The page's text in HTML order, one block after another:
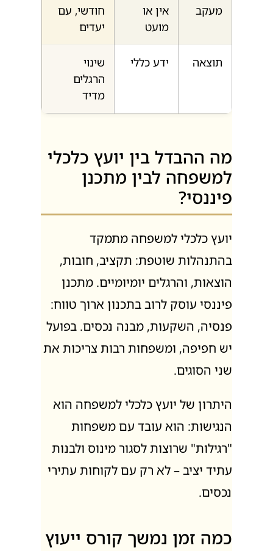
אין או
חודשי, עם
שינוי
הרגלים
מדיד
מה ההבדל בין יועץ כלכלי
למשפחה לבין מתכנן
פיננסי?
יועץ כלכלי למשפחה מתמקד
בהתנהלות שוטפת: תקציב, חובות,
הוצאות, והרגלים יומיומיים. מתכנן
פיננסי עוסק לרוב בתכנון ארוך טווח:
פנסיה, השקעות, מבנה נכסים. בפועל
יש חפיפה, ומשפחות רבות צריכות את
היתרון של יועץ כלכלי למשפחה הוא
הנגישות: הוא עובד עם משפחות
"רגילות" שרוצות לסגור מינוס ולבנות
עתיד יציב – לא רק עם לקוחות עתירי